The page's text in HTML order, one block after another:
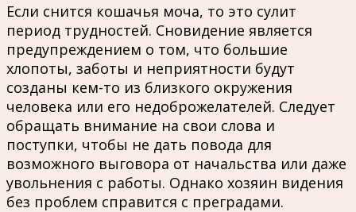
Если снится кошачья моча, то это сулит
период трудностей. Сновидение является
предупреждением о том, что большие
хлопоты, заботы и неприятности будут
созданы кем-то из близкого окружения
человека или его недоброжелателей. Следует
обращать внимание на свои слова и
поступки, чтобы не дать повода для
возможного выговора от начальства или даже
увольнения с работы. Однако хозяин видения
без проблем справится с преградами.